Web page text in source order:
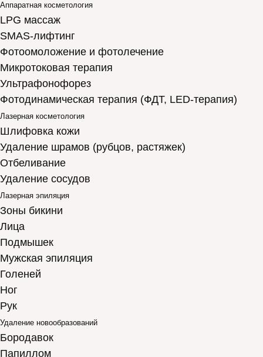
Аппаратная косметология
LPG массаж
SMAS-лифтинг
Фотоомоложение и фотолечение
Микротоковая терапия
Ультрафонофорез
Фотодинамическая терапия (ФДТ, LED-терапия)
Лазерная косметология
Шлифовка кожи
Удаление шрамов (рубцов, растяжек)
Отбеливание
Удаление сосудов
Лазерная эпиляция
Зоны бикини
Лица
Подмышек
Мужская эпиляция
Голеней
Ног
Рук
Удаление новообразований
Бородавок
Папиллом